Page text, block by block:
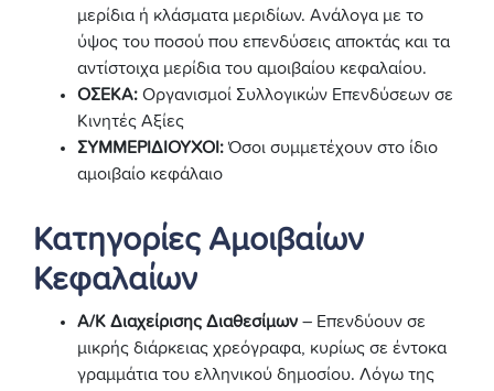
μερίδια ή κλάσματα μεριδίων. Ανάλογα με το
ύψος του ποσού που επενδύσεις αποκτάς και τα
αντίστοιχα μερίδια του αμοιβαίου κεφαλαίου.
ΟΣΕΚΑ: Οργανισμοί Συλλογικών Επενδύσεων σε
Κινητές Αξίες
ΣΥΜΜΕΡΙΔΙΟΥΧΟΙ: Όσοι συμμετέχουν στο ίδιο
αμοιβαίο κεφάλαιο
Κατηγορίες Αμοιβαίων
Κεφαλαίων
Α/Κ Διαχείρισης Διαθεσίμων – Επενδύουν σε
μικρής διάρκειας χρεόγραφα, κυρίως σε έντοκα
γραμμάτια του ελληνικού δημοσίου. Λόγω της